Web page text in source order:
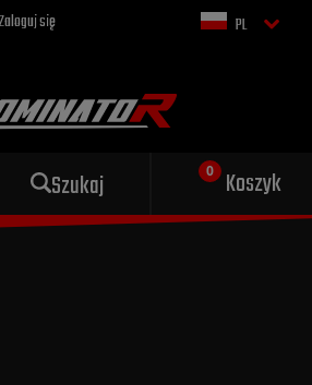
Zaloguj się PL
Szukaj Koszyk
Sportowy wydech dla Twojego